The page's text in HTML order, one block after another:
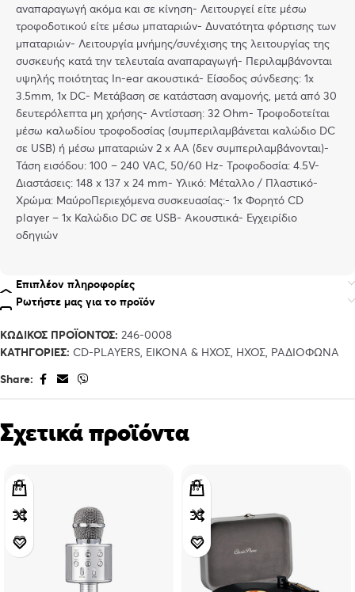
αναπαραγωγή ακόμα και σε κίνηση- Λειτουργεί είτε μέσω
τροφοδοτικού είτε μέσω μπαταριών- Δυνατότητα φόρτισης των
μπαταριών- Λειτουργία μνήμης/συνέχισης της λειτουργίας της
συσκευής κατά την τελευταία αναπαραγωγή- Περιλαμβάνονται
υψηλής ποιότητας In-ear ακουστικά- Είσοδος σύνδεσης: 1x
3.5mm, 1x DC- Μετάβαση σε κατάσταση αναμονής, μετά από 30
δευτερόλεπτα μη χρήσης- Αντίσταση: 32 Ohm- Τροφοδοτείται
μέσω καλωδίου τροφοδοσίας (συμπεριλαμβάνεται καλώδιο DC
σε USB) ή μέσω μπαταριών 2 x ΑΑ (δεν συμπεριλαμβάνονται)-
Τάση εισόδου: 100 – 240 VAC, 50/60 Hz- Τροφοδοσία: 4.5V-
Διαστάσεις: 148 x 137 x 24 mm- Υλικό: Μέταλλο / Πλαστικό-
Χρώμα: ΜαύροΠεριεχόμενα συσκευασίας:- 1x Φορητό CD
player – 1x Καλώδιο DC σε USB- Ακουστικά- Εγχειρίδιο
οδηγιών
Επιπλέον πληροφορίες
Ρωτήστε μας για το προϊόν
ΚΩΔΙΚΌΣ ΠΡΟΪΌΝΤΟΣ: 246-0008
ΚΑΤΗΓΟΡΊΕΣ: CD-PLAYERS, ΕΙΚΌΝΑ & ΗΧΟΣ, ΉΧΟΣ, ΡΑΔΙΌΦΩΝΑ
Share:
Σχετικά προϊόντα